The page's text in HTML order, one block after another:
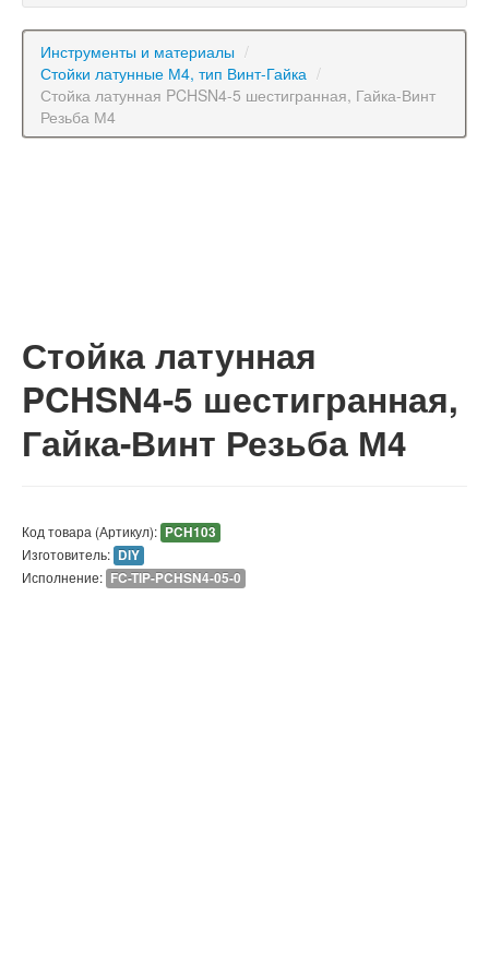
Инструменты и материалы /
Стойки латунные М4, тип Винт-Гайка /
Стойка латунная PCHSN4-5 шестигранная, Гайка-Винт
Резьба М4
Стойка латунная
PCHSN4-5 шестигранная,
Гайка-Винт Резьба М4
Код товара (Артикул): PCH103
Изготовитель: DIY
Исполнение: FC-TIP-PCHSN4-05-0